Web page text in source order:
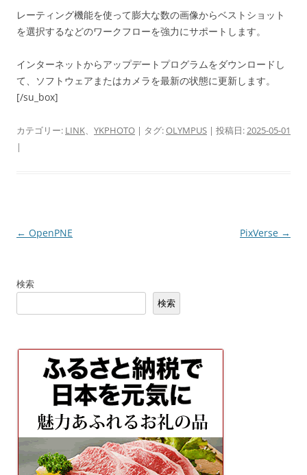
レーティング機能を使って膨大な数の画像からベストショット
を選択するなどのワークフローを強力にサポートします。
インターネットからアップデートプログラムをダウンロードし
て、ソフトウェアまたはカメラを最新の状態に更新します。
[/su_box]
カテゴリー: LINK、 YKPHOTO | タグ:OLYMPUS | 投稿日:2025-05-01
|
投
ビ
シ
← OpenPNE PixVerse →
検索
検索